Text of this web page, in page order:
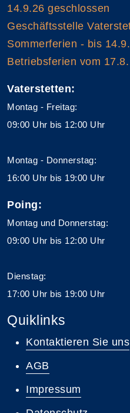
14.9.26 geschlossen
Geschäftsstelle
Sommerferien - bis
Betriebsferien vom
Vaterstetten:
Montag - Freitag:
09:00 Uhr bis 12:00 Uhr
Montag - Donnerstag:
16:00 Uhr bis 19:00 Uhr
Poing:
Montag und Donnerstag:
09:00 Uhr bis 12:00 Uhr
Dienstag:
17:00 Uhr bis 19:00 Uhr
Quiklinks
Kontaktieren Sie uns
AGB
Impressum